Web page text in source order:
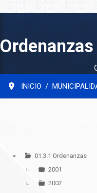
INICIO
01.3.1 Ordenanzas
2001
2002